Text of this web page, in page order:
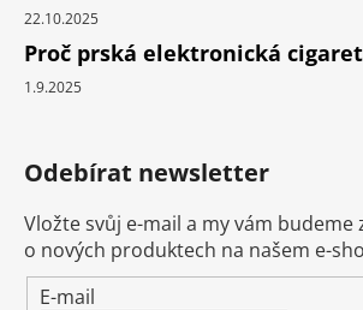
22.10.2025
Proč prská elektronická
1.9.2025
Odebírat newsletter
Vložte svůj e-mail a my vám
o nových produktech na našem e-
E-mail